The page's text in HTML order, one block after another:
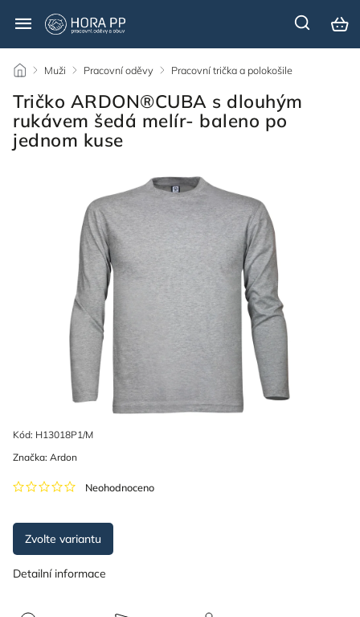
/ Muži / Pracovní oděvy / Pracovní trička a polokošile
Tričko ARDON®CUBA s dlouhým
rukávem šedá melír- baleno po
jednom kuse
Kód: H13018P1/M
Neohodnoceno
Značka: Ardon
Zvolte variantu
Detailní informace